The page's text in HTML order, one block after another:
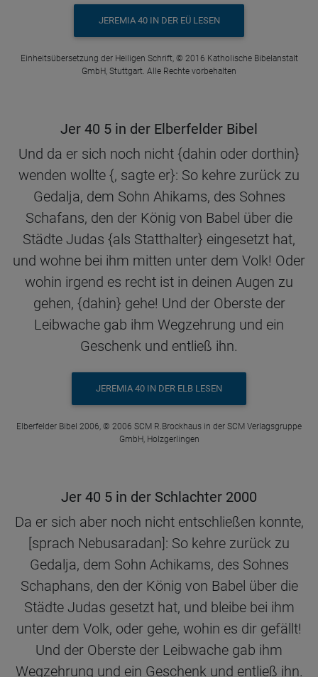
JEREMIA 40 IN DER EÜ LESEN
Einheitsübersetzung der Heiligen Schrift, © 2016 Katholische Bibelanstalt
GmbH, Stuttgart. Alle Rechte vorbehalten
Jer 40 5 in der Elberfelder Bibel
Und da er sich noch nicht {dahin oder dorthin}
wenden wollte {, sagte er}: So kehre zurück zu
Gedalja, dem Sohn Ahikams, des Sohnes
Schafans, den der König von Babel über die
Städte Judas {als Statthalter} eingesetzt hat,
und wohne bei ihm mitten unter dem Volk! Oder
wohin irgend es recht ist in deinen Augen zu
gehen, {dahin} gehe! Und der Oberste der
Leibwache gab ihm Wegzehrung und ein
Geschenk und entließ ihn.
JEREMIA 40 IN DER ELB LESEN
Elberfelder Bibel 2006, © 2006 SCM R.Brockhaus in der SCM Verlagsgruppe
GmbH, Holzgerlingen
Jer 40 5 in der Schlachter 2000
Da er sich aber noch nicht entschließen konnte,
[sprach Nebusaradan]: So kehre zurück zu
Gedalja, dem Sohn Achikams, des Sohnes
Schaphans, den der König von Babel über die
Städte Judas gesetzt hat, und bleibe bei ihm
unter dem Volk, oder gehe, wohin es dir gefällt!
Und der Oberste der Leibwache gab ihm
Wegzehrung und ein Geschenk und entließ ihn.